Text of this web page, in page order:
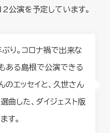
公演を予定しています。
り。コロナ禍で出来な
ある島根で公演できる
のエッセイと、久世さん
曲した、ダイジェスト版
す。